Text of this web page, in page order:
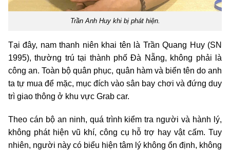
Trần Anh Huy khi bị phát hiện.
Tại đây, nam thanh niên khai tên là Trần Quang Huy (SN
1995), thường trú tại thành phố Đà Nẵng, không phải là
công an. Toàn bộ quân phục, quân hàm và biển tên do anh
ta tự mua để mặc, mục đích vào sân bay chơi và đứng duy
trì giao thông ở khu vực Grab car.
Theo cán bộ an ninh, quá trình kiểm tra người và hành lý,
không phát hiện vũ khí, công cụ hỗ trợ hay vật cấm. Tuy
nhiên, người này có biểu hiện tâm lý không ổn định, không